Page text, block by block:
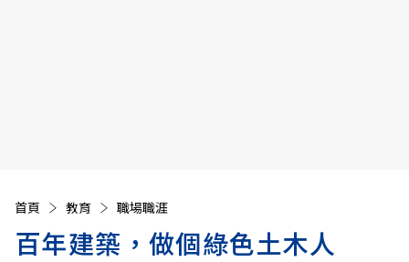
首頁 教育 職場職涯
百年建築，做個綠色土木人